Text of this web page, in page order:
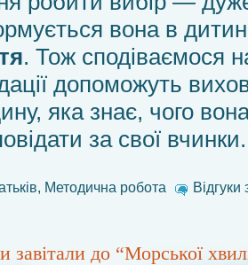
вона в
. Тож сподіваємося
допоможуть
яка знає, чого
за свої вчинки.
, Методична робота Відгуки
до “Морської